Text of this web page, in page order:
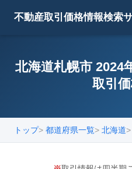
不動産取引価格情報検索
北海道札幌市 2024
取引
トップ 都道府県一覧 北海道